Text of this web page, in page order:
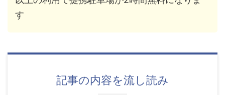
す
記事の内容を流し読み